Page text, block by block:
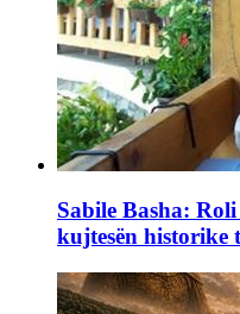
Sabile Basha:
kujtesën historike